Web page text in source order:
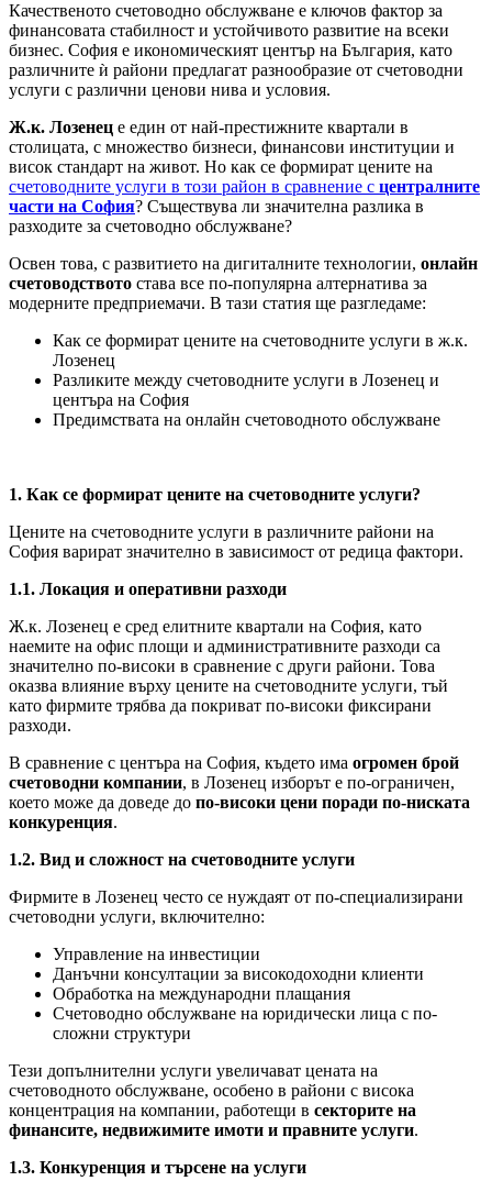
Качественото счетоводно обслужване е ключов фактор за
финансовата стабилност и устойчивото развитие на всеки
бизнес. София е икономическият център на България, като
различните ѝ райони предлагат разнообразие от счетоводни
услуги с различни ценови нива и условия.
Ж.к. Лозенец е един от най-престижните квартали в
столицата, с множество бизнеси, финансови институции и
висок стандарт на живот. Но как се формират цените на
счетоводните услуги в този район в сравнение с централните
части на София? Съществува ли значителна разлика в
разходите за счетоводно обслужване?
Освен това, с развитието на дигиталните технологии, онлайн
счетоводството става все по-популярна алтернатива за
модерните предприемачи. В тази статия ще разгледаме:
Как се формират цените на счетоводните услуги в ж.к.
Лозенец
Разликите между счетоводните услуги в Лозенец и
центъра на София
Предимствата на онлайн счетоводното обслужване
1. Как се формират цените на счетоводните услуги?
Цените на счетоводните услуги в различните райони на
София варират значително в зависимост от редица фактори.
1.1. Локация и оперативни разходи
Ж.к. Лозенец е сред елитните квартали на София, като
наемите на офис площи и административните разходи са
значително по-високи в сравнение с други райони. Това
оказва влияние върху цените на счетоводните услуги, тъй
като фирмите трябва да покриват по-високи фиксирани
разходи.
В сравнение с центъра на София, където има огромен брой
счетоводни компании, в Лозенец изборът е по-ограничен,
което може да доведе до по-високи цени поради по-ниската
конкуренция.
1.2. Вид и сложност на счетоводните услуги
Фирмите в Лозенец често се нуждаят от по-специализирани
счетоводни услуги, включително:
Управление на инвестиции
Данъчни консултации за високодоходни клиенти
Обработка на международни плащания
Счетоводно обслужване на юридически лица с по-
сложни структури
Тези допълнителни услуги увеличават цената на
счетоводното обслужване, особено в райони с висока
концентрация на компании, работещи в секторите на
финансите, недвижимите имоти и правните услуги.
1.3. Конкуренция и търсене на услуги